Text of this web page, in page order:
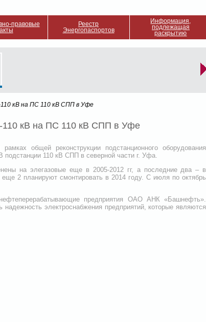
правовые
акты
Реестр
Энергопаспортов
Информация,
подлежащая
раскрытию
кВ на ПС 110 кВ СПП в Уфе
110 кВ на ПС 110 кВ СПП в Уфе
общей реконструкции подстанционного оборудования
110 кВ СПП в северной части г. Уфа.
на элегазовые еще в 2005-2012 гг, а последние два – в
2 планируют смонтировать в 2014 году. С июля по октябрь
предприятия ОАО АНК «Башнефть».
надежность электроснабжения предприятий, которые являются